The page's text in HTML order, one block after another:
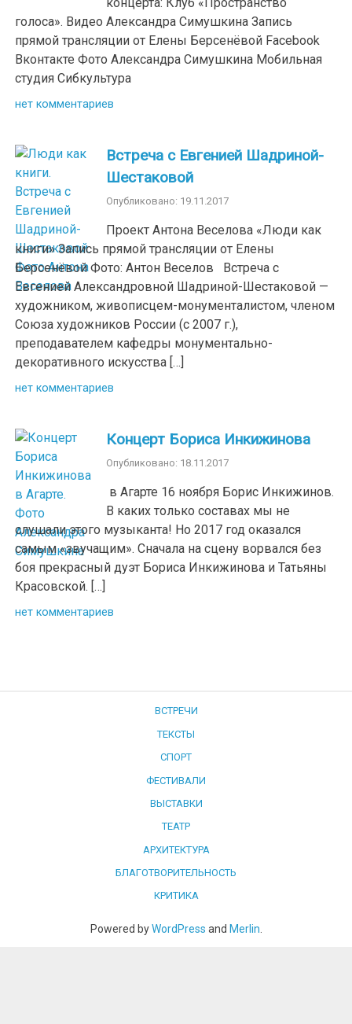
концерта: Клуб «Пространство
голоса». Видео Александра Симушкина Запись
прямой трансляции от Елены Берсенёвой Facebook
Вконтакте Фото Александра Симушкина Мобильная
студия Сибкультура
нет комментариев
Встреча с Евгенией Шадриной-
Шестаковой
Опубликовано: 19.11.2017
Проект Антона Веселова «Люди как
книги» Запись прямой трансляции от Елены
Берсенёвой Фото: Антон Веселов Встреча с
Евгенией Александровной Шадриной-Шестаковой —
художником, живописцем-монументалистом, членом
Союза художников России (с 2007 г.),
преподавателем кафедры монументально-
декоративного искусства […]
нет комментариев
Концерт Бориса Инкижинова
Опубликовано: 18.11.2017
в Агарте 16 ноября Борис Инкижинов.
В каких только составах мы не
слушали этого музыканта! Но 2017 год оказался
самым «звучащим». Сначала на сцену ворвался без
боя прекрасный дуэт Бориса Инкижинова и Татьяны
Красовской. […]
нет комментариев
ВСТРЕЧИ
ТЕКСТЫ
СПОРТ
ФЕСТИВАЛИ
ВЫСТАВКИ
ТЕАТР
АРХИТЕКТУРА
БЛАГОТВОРИТЕЛЬНОСТЬ
КРИТИКА
Powered byWordPress and Merlin